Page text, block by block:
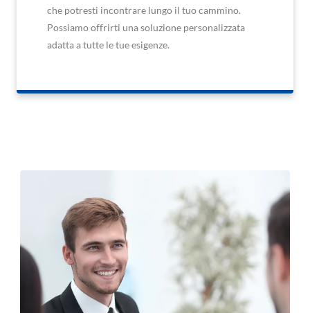
che potresti incontrare lungo il tuo cammino.
Possiamo offrirti una soluzione personalizzata
adatta a tutte le tue esigenze.